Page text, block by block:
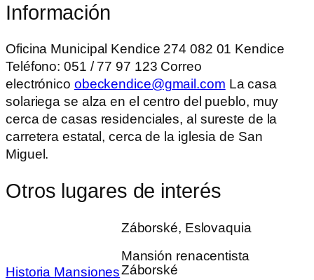
Información
Oficina Municipal Kendice 274 082 01 Kendice
Teléfono: 051 / 77 97 123 Correo
electrónico obeckendice@gmail.com La casa
solariega se alza en el centro del pueblo, muy
cerca de casas residenciales, al sureste de la
carretera estatal, cerca de la iglesia de San
Miguel.
Otros lugares de interés
Historia Mansiones
Záborské, Eslovaquia
Mansión renacentista
Záborské